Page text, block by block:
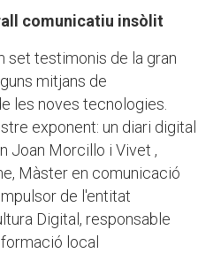
comunicatiu insòlit
set testimonis de la gran
mitjans de
les noves tecnologies.
exponent: un diari digital
Joan Morcillo i Vivet ,
Màster en comunicació
de l'entitat
Digital, responsable
local